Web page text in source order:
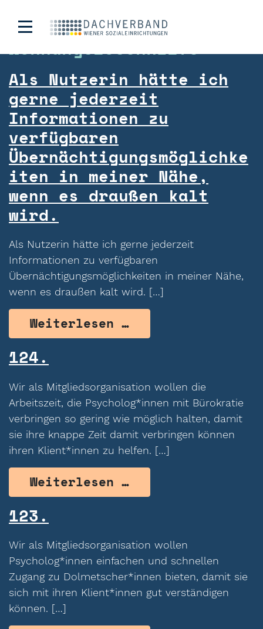
Kategorie:
Wohnungslosenhilfe
Als Nutzerin hätte ich
gerne jederzeit
Informationen zu
verfügbaren
Übernächtigungsmöglichke
iten in meiner Nähe,
wenn es draußen kalt
wird.
Als Nutzerin hätte ich gerne jederzeit
Informationen zu verfügbaren
Übernächtigungsmöglichkeiten in meiner Nähe,
wenn es draußen kalt wird. […]
Weiterlesen …from Als
124.
Wir als Mitgliedsorganisation wollen die
Arbeitszeit, die Psycholog*innen mit Bürokratie
verbringen so gering wie möglich halten, damit
sie ihre knappe Zeit damit verbringen können
ihren Klient*innen zu helfen. […]
Weiterlesen …from 124.
123.
Wir als Mitgliedsorganisation wollen
Psycholog*innen einfachen und schnellen
Zugang zu Dolmetscher*innen bieten, damit sie
sich mit ihren Klient*innen gut verständigen
können. […]